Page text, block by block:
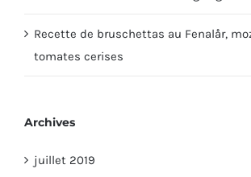
Recette de bruschettas au Fenalår,
tomates cerises
Archives
juillet 2019